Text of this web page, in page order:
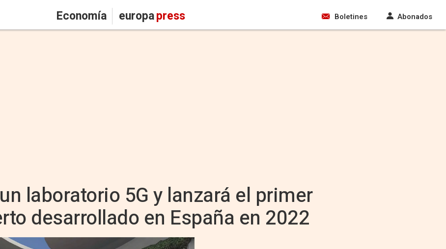
Economía europapress Boletines Abonados
laboratorio 5G y lanzará el primer
desarrollado en España en 2022